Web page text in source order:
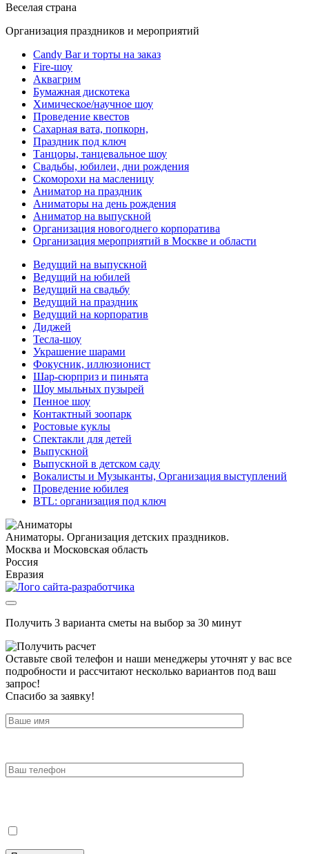
Веселая страна
Организация праздников и мероприятий
Candy Bar и торты на заказ
Fire-шоу
Аквагрим
Бумажная дискотека
Химическое/научное шоу
Проведение квестов
Сахарная вата, попкорн,
Праздник под ключ
Танцоры, танцевальное шоу
Свадьбы, юбилеи, дни рождения
Скоморохи на масленицу
Аниматор на праздник
Аниматоры на день рождения
Аниматор на выпускной
Организация новогоднего корпоратива
Организация мероприятий в Москве и области
Ведущий на выпускной
Ведущий на юбилей
Ведущий на свадьбу
Ведущий на праздник
Ведущий на корпоратив
Диджей
Тесла-шоу
Украшение шарами
Фокусник, иллюзионист
Шар-сюрприз и пиньята
Шоу мыльных пузырей
Пенное шоу
Контактный зоопарк
Ростовые куклы
Спектакли для детей
Выпускной
Выпускной в детском саду
Вокалисты и Музыканты, Организация выступлений
Проведение юбилея
BTL: организация под ключ
Аниматоры. Организация детских праздников.
Москва и Московская область
Россия
Евразия
Получить 3 варианта сметы на выбор за 30 минут
Оставьте свой телефон и наши менеджеры уточнят у вас все
подробности и рассчитают несколько вариантов под ваш
запрос!
Спасибо за заявку!